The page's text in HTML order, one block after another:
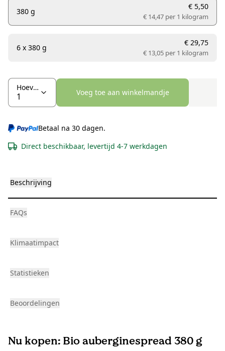
380 g
€ 5,50
€ 14,47 per 1 kilogram
6 x 380 g
€ 29,75
€ 13,05 per 1 kilogram
Hoeveelheid
Voeg toe aan winkelmandje
Betaal na 30 dagen.
Direct beschikbaar, levertijd 4-7 werkdagen
Beschrijving
FAQs
Klimaatimpact
Statistieken
Beoordelingen
Nu kopen: Bio auberginespread 380 g